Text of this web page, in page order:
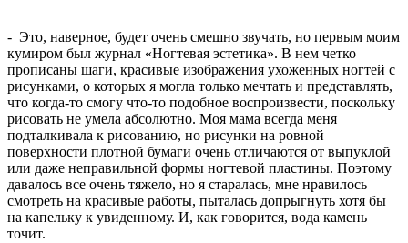
- Это, наверное, будет очень смешно звучать, но первым моим
кумиром был журнал «Ногтевая эстетика». В нем четко
прописаны шаги, красивые изображения ухоженных ногтей с
рисунками, о которых я могла только мечтать и представлять,
что когда-то смогу что-то подобное воспроизвести, поскольку
рисовать не умела абсолютно. Моя мама всегда меня
подталкивала к рисованию, но рисунки на ровной
поверхности плотной бумаги очень отличаются от выпуклой
или даже неправильной формы ногтевой пластины. Поэтому
давалось все очень тяжело, но я старалась, мне нравилось
смотреть на красивые работы, пыталась допрыгнуть хотя бы
на капельку к увиденному. И, как говорится, вода камень
точит.